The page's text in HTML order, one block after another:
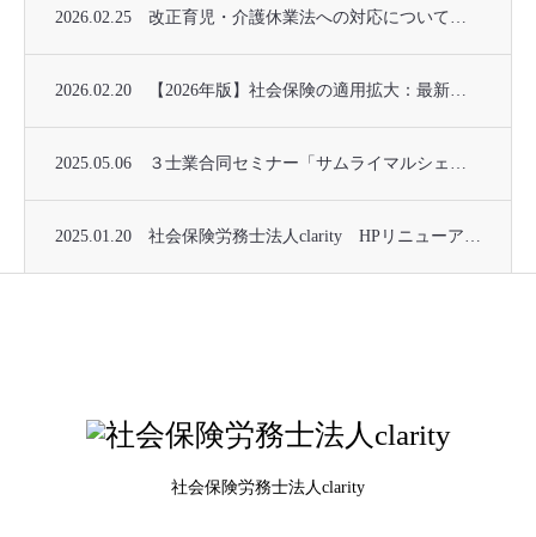
2026.02.25 改正育児・介護休業法への対応について｜いまさら聞けない変更点を総チェック！
2026.02.20 【2026年版】社会保険の適用拡大：最新の適用範囲と企業が取るべき対応
2025.05.06 ３士業合同セミナー「サムライマルシェ」のお知らせ（２０２５年５月２７日（火）開催）
2025.01.20 社会保険労務士法人clarity HPリニューアルのお知らせ
社会保険労務士法人clarity